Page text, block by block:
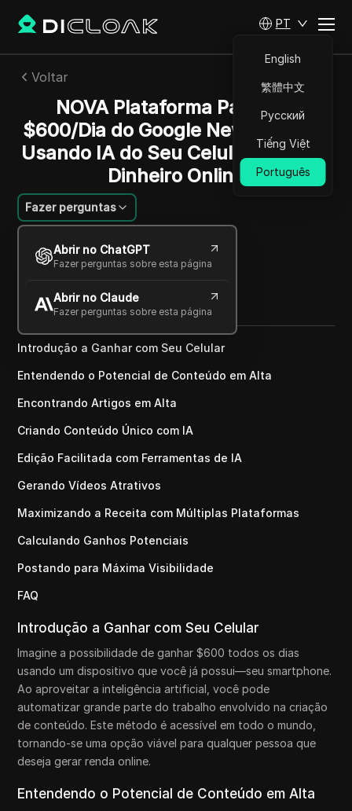
PT
English
繁體中文
Русский
Tiếng Việt
Português
Voltar
NOVA Plataforma Pagando
$600/Dia do Google News GRÁTIS
Usando IA do Seu Celular e Ganhe
Dinheiro Online
Fazer perguntas
Abrir no ChatGPT
Fazer perguntas sobre esta página
Abrir no Claude
Fazer perguntas sobre esta página
Ana Costa
23 fev 2025 3 min de leitura
Copy Link
Introdução a Ganhar com Seu Celular
Entendendo o Potencial de Conteúdo em Alta
Encontrando Artigos em Alta
Criando Conteúdo Único com IA
Edição Facilitada com Ferramentas de IA
Gerando Vídeos Atrativos
Maximizando a Receita com Múltiplas Plataformas
Calculando Ganhos Potenciais
Postando para Máxima Visibilidade
FAQ
Introdução a Ganhar com Seu Celular
Imagine a possibilidade de ganhar $600 todos os dias
usando um dispositivo que você já possui—seu smartphone.
Ao aproveitar a inteligência artificial, você pode
automatizar grande parte do trabalho envolvido na criação
de conteúdo. Este método é acessível em todo o mundo,
tornando-se uma opção viável para qualquer pessoa que
deseja gerar renda online.
Entendendo o Potencial de Conteúdo em Alta